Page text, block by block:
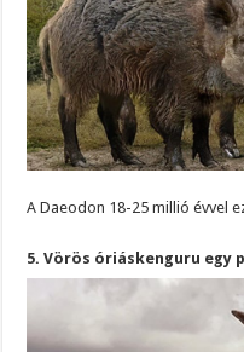
A Daeodon 18-25 millió évvel
5. Vörös óriáskenguru